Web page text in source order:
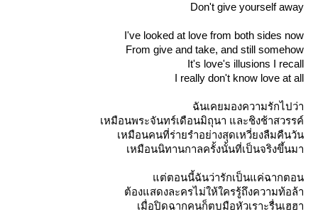
Don't give yourself away
I've looked at love from both sides now
From give and take, and still somehow
It's love's illusions I recall
I really don't know love at all
ฉันเคยมองความรักไปว่า
เหมือนพระจันทร์เดือนมิถุนา และชิงช้าสวรรค์
เหมือนคนที่ร่ายรำอย่างสุดเหวี่ยงลืมคืนวัน
เหมือนนิทานกาลครั้งนั้นที่เป็นจริงขึ้นมา
ต่ตอนนี้ฉันว่ารักเป็นแค่ฉากตอน
ต้องแสดงละครไม่ให้ใครรู้ถึงความท้อล้า
เมื่อปิดฉากคนก็ตบมือหัวเราะรื่นเฮฮา